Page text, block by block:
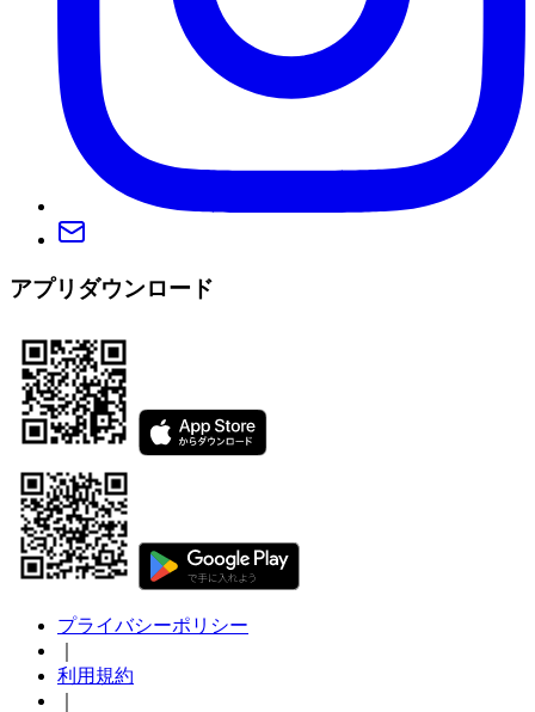
アプリダウンロード
プライバシーポリシー
利用規約